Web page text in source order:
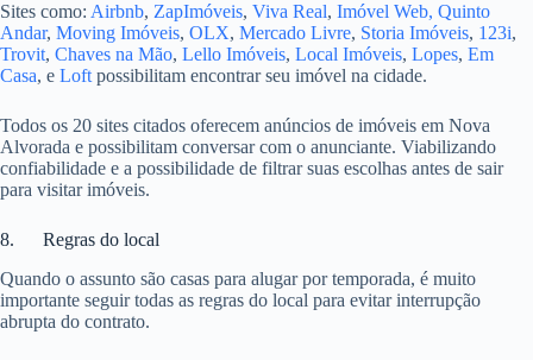
Sites como: Airbnb, ZapImóveis, Viva Real, Imóvel Web, Quinto
Andar, Moving Imóveis, OLX, Mercado Livre, Storia Imóveis, 123i,
Trovit, Chaves na Mão, Lello Imóveis, Local Imóveis, Lopes, Em
Casa, e Loft possibilitam encontrar seu imóvel na cidade.
Todos os 20 sites citados oferecem anúncios de imóveis em Nova
Alvorada e possibilitam conversar com o anunciante. Viabilizando
confiabilidade e a possibilidade de filtrar suas escolhas antes de sair
para visitar imóveis.
8. Regras do local
Quando o assunto são casas para alugar por temporada, é muito
importante seguir todas as regras do local para evitar interrupção
abrupta do contrato.